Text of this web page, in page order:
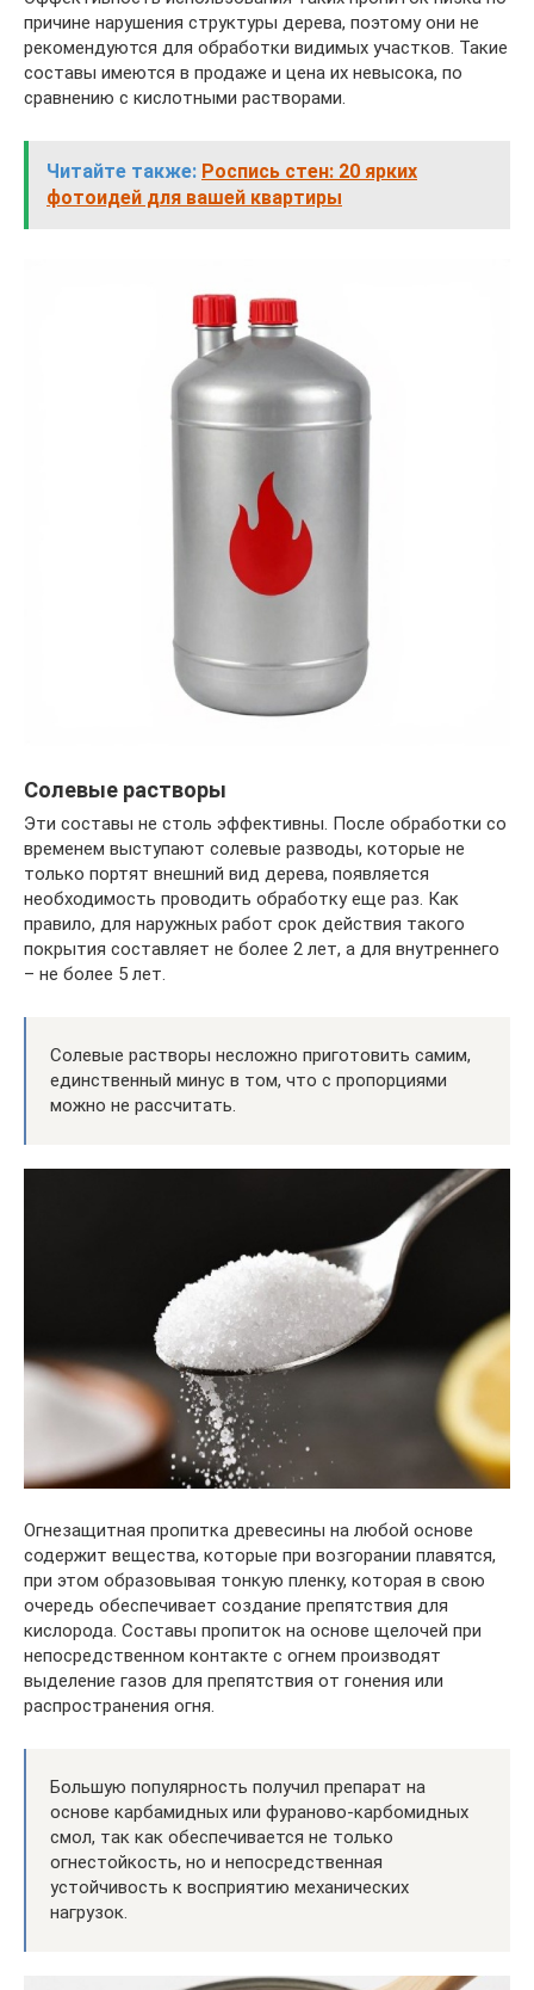
причине нарушения структуры дерева, поэтому они не
рекомендуются для обработки видимых участков. Такие
составы имеются в продаже и цена их невысока, по
сравнению с кислотными растворами.
Читайте также: Роспись стен: 20 ярких
фотоидей для вашей квартиры
Солевые растворы
Эти составы не столь эффективны. После обработки со
временем выступают солевые разводы, которые не
только портят внешний вид дерева, появляется
необходимость проводить обработку еще раз. Как
правило, для наружных работ срок действия такого
покрытия составляет не более 2 лет, а для внутреннего
– не более 5 лет.
Солевые растворы несложно приготовить самим,
единственный минус в том, что с пропорциями
можно не рассчитать.
Огнезащитная пропитка древесины на любой основе
содержит вещества, которые при возгорании плавятся,
при этом образовывая тонкую пленку, которая в свою
очередь обеспечивает создание препятствия для
кислорода. Составы пропиток на основе щелочей при
непосредственном контакте с огнем производят
выделение газов для препятствия от гонения или
распространения огня.
Большую популярность получил препарат на
основе карбамидных или фураново-карбомидных
смол, так как обеспечивается не только
огнестойкость, но и непосредственная
устойчивость к восприятию механических
нагрузок.